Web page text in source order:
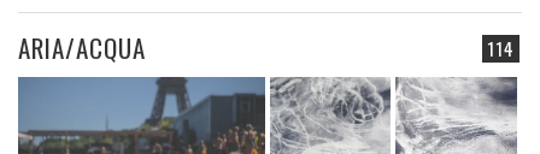
114
ARIA/ACQUA